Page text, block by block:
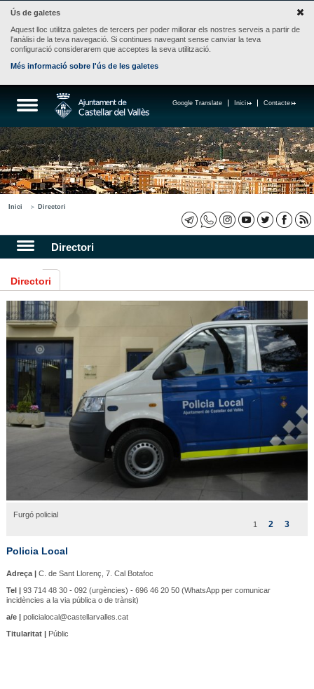
Ús de galetes
Aquest lloc utilitza galetes de tercers per poder millorar els nostres serveis a partir de
l'anàlisi de la teva navegació. Si continues navegant sense canviar la teva
configuració considerarem que acceptes la seva utilització.
Més informació sobre l'ús de les galetes
Contacte
Inici
Google Translate
Inici Directori
Directori
Directori
Furgó policial
1
2 3
Policia Local
Adreça |C. de Sant Llorenç, 7. Cal Botafoc
Tel |93 714 48 30 - 092 (urgències) - 696 46 20 50 (WhatsApp per comunicar
incidències a la via pública o de trànsit)
a/e |policialocal@castellarvalles.cat
Titularitat |Públic